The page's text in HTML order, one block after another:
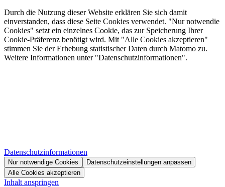
Durch die Nutzung dieser Website erklären Sie sich damit
einverstanden, dass diese Seite Cookies verwendet. "Nur notwendie
Cookies" setzt ein einzelnes Cookie, das zur Speicherung Ihrer
Cookie-Präferenz benötigt wird. Mit "Alle Cookies akzeptieren"
stimmen Sie der Erhebung statistischer Daten durch Matomo zu.
Weitere Informationen unter "Datenschutzinformationen".
Datenschutzinformationen
Nur notwendige Cookies
Datenschutzeinstellungen anpassen
Alle Cookies akzeptieren
Inhalt anspringen